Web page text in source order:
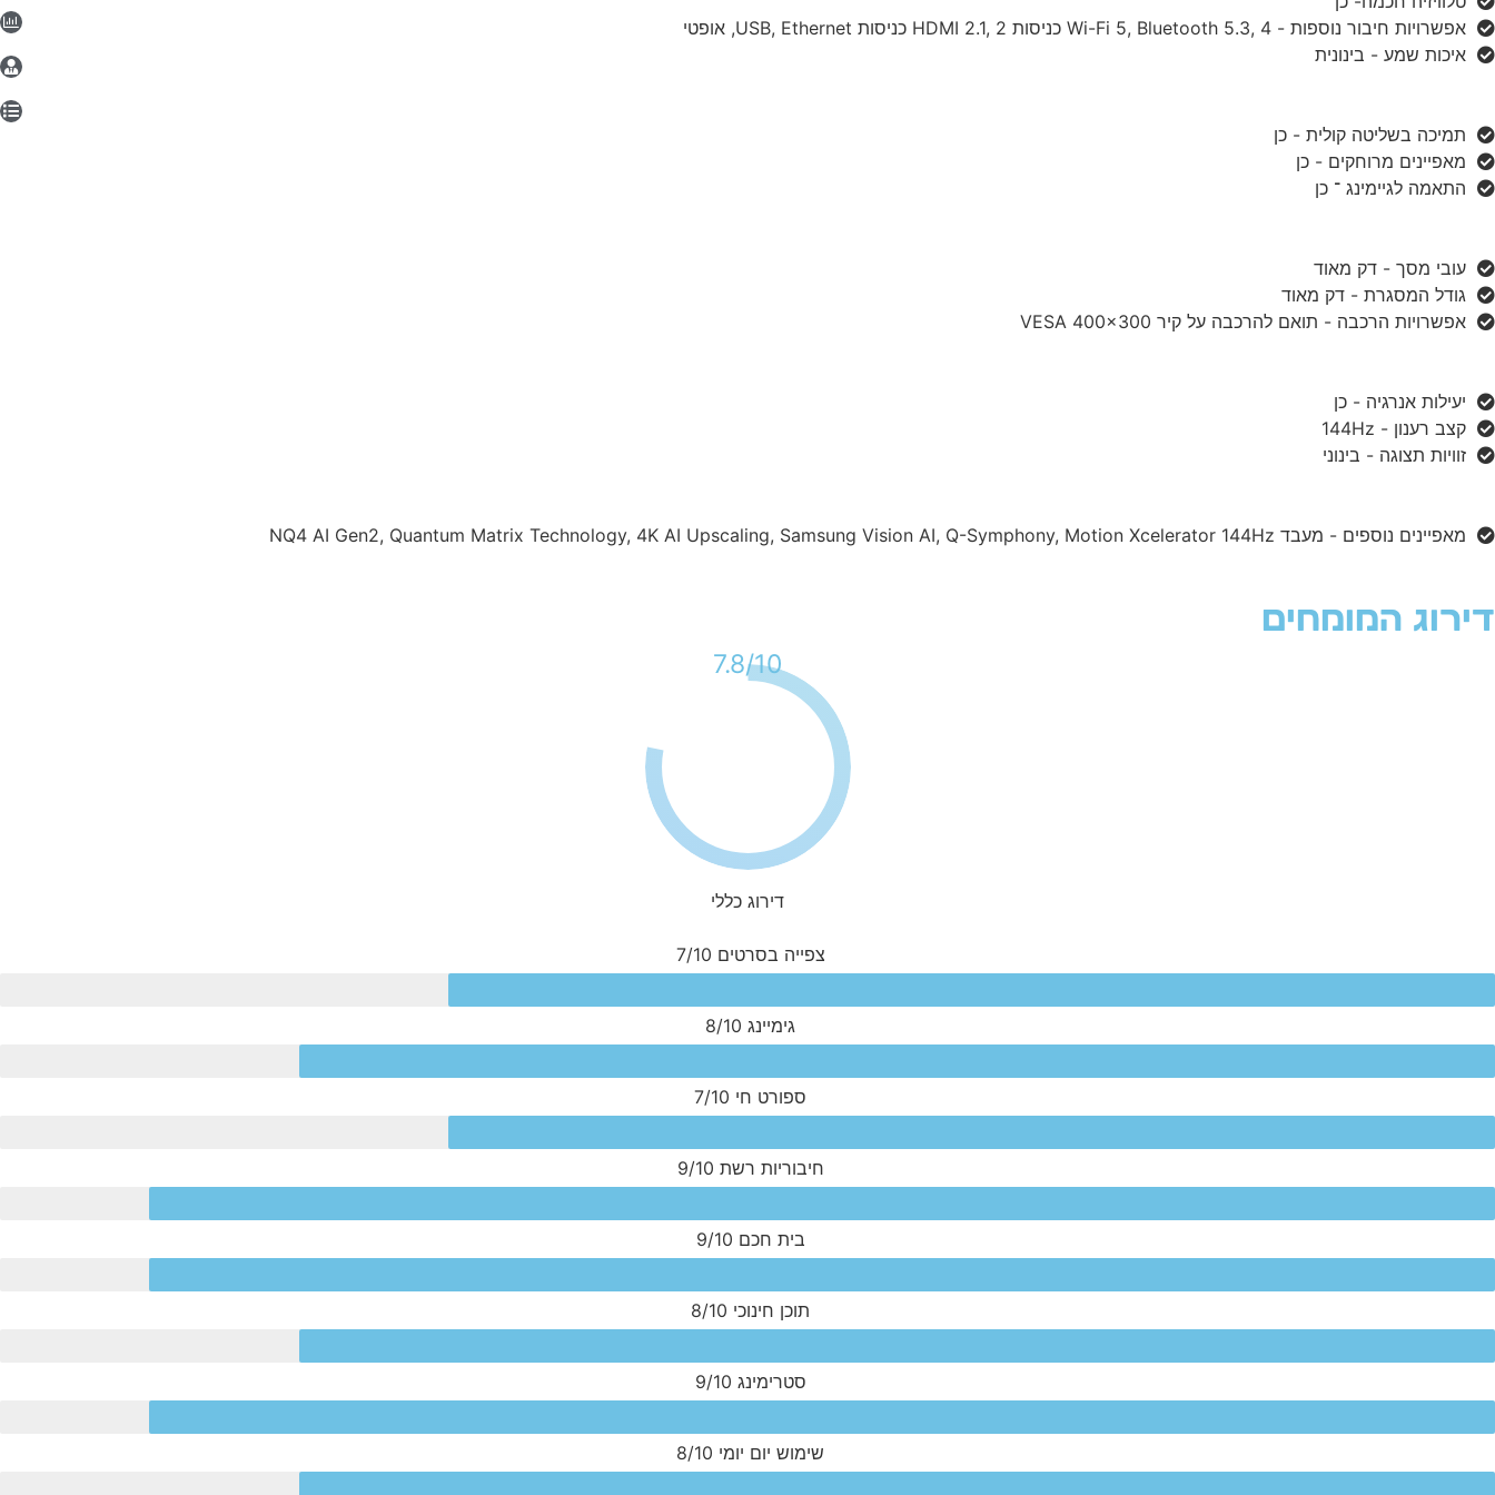
אפשרויות חיבור נוספות - Wi-Fi 5, Bluetooth 5.3, 4 כניסות HDMI 2.1, 2 כניסות USB, Ethernet, אופטי
איכות שמע - בינונית
תמיכה בשליטה קולית - כן
מאפיינים מרוחקים - כן
התאמה לגיימינג ־ כן
עובי מסך - דק מאוד
גודל המסגרת - דק מאוד
אפשרויות הרכבה - תואם להרכבה על קיר VESA 400x300
יעילות אנרגיה - כן
קצב רענון - 144Hz
זוויות תצוגה - בינוני
מאפיינים נוספים - מעבד NQ4 AI Gen2, Quantum Matrix Technology, 4K AI Upscaling, Samsung Vision AI, Q-Symphony, Motion Xcelerator 144Hz
דירוג המומחים
10/
7.8
דירוג כללי
צפייה בסרטים 7/10
גימיינג 8/10
ספורט חי 7/10
חיבוריות רשת 9/10
בית חכם 9/10
תוכן חינוכי 8/10
סטרימינג 9/10
שימוש יום יומי 8/10